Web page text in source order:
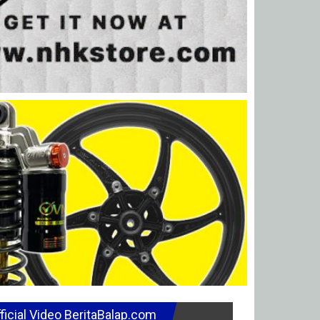
Video BeritaBalap.com